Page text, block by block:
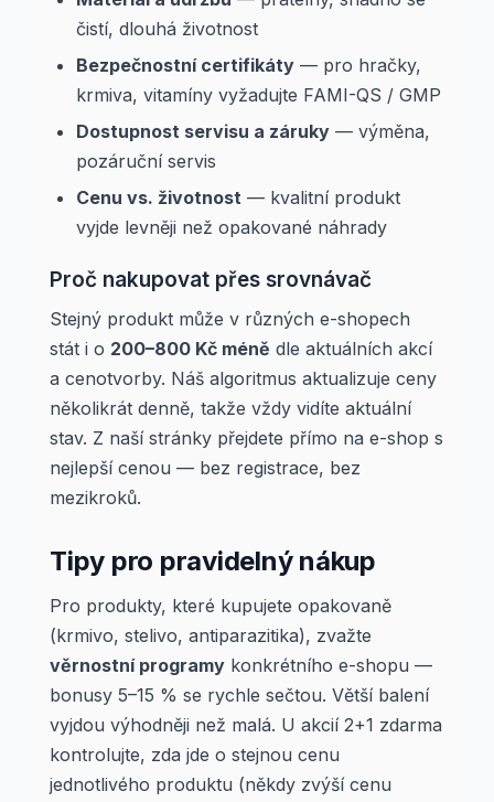
čistí, dlouhá životnost
Bezpečnostní certifikáty — pro hračky,
krmiva, vitamíny vyžadujte FAMI-QS / GMP
Dostupnost servisu a záruky — výměna,
pozáruční servis
Cenu vs. životnost — kvalitní produkt
vyjde levněji než opakované náhrady
Proč nakupovat přes srovnávač
Stejný produkt může v různých e-shopech
stát i o 200–800 Kč méně dle aktuálních akcí
a cenotvorby. Náš algoritmus aktualizuje ceny
několikrát denně, takže vždy vidíte aktuální
stav. Z naší stránky přejdete přímo na e-shop s
nejlepší cenou — bez registrace, bez
mezikroků.
Tipy pro pravidelný nákup
Pro produkty, které kupujete opakovaně
(krmivo, stelivo, antiparazitika), zvažte
věrnostní programy konkrétního e-shopu —
bonusy 5–15 % se rychle sečtou. Větší balení
vyjdou výhodněji než malá. U akcií 2+1 zdarma
kontrolujte, zda jde o stejnou cenu
jednotlivého produktu (někdy zvýší cenu